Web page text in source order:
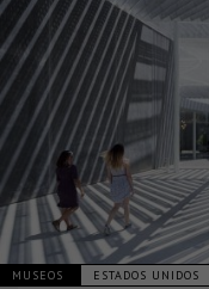
MUSEOS ESTADOS UNIDOS